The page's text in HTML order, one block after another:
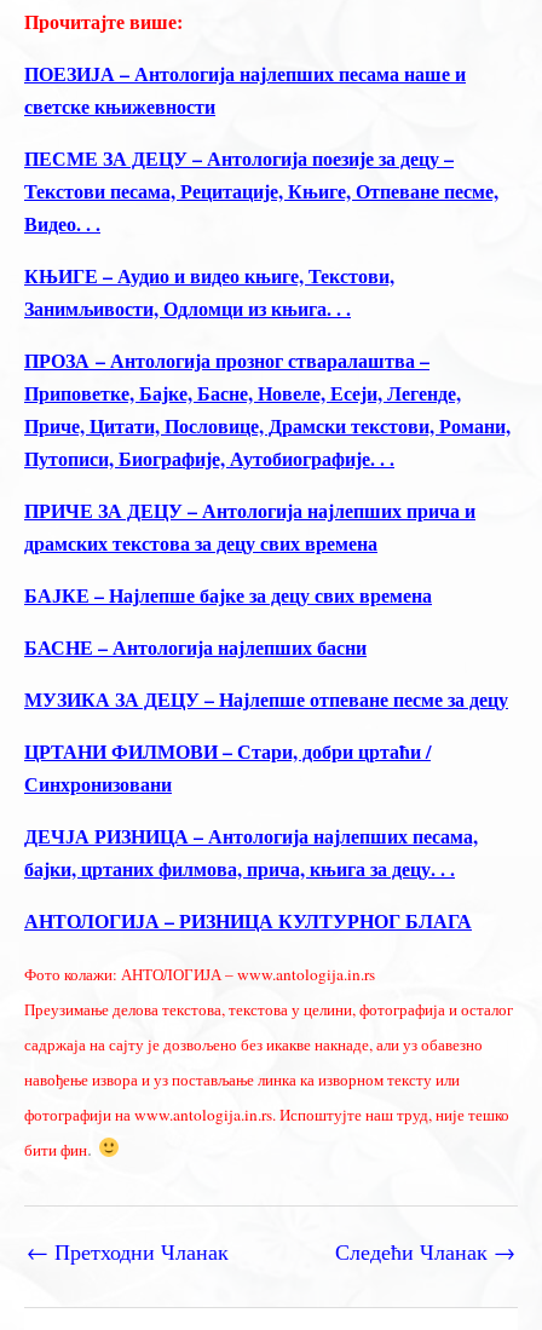
Прочитајте више:
ПОЕЗИЈА – Антологија најлепших песама наше и
светске књижевности
ПЕСМЕ ЗА ДЕЦУ – Антологија поезије за децу –
Текстови песама, Рецитације, Књиге, Отпеване песме,
Видео. . .
КЊИГЕ – Аудио и видео књиге, Текстови,
Занимљивости, Одломци из књига. . .
ПРОЗА – Антологија прозног стваралаштва –
Приповетке, Бајке, Басне, Новеле, Есеји, Легенде,
Приче, Цитати, Пословице, Драмски текстови, Романи,
Путописи, Биографије, Аутобиографије. . .
ПРИЧЕ ЗА ДЕЦУ – Антологија најлепших прича и
драмских текстова за децу свих времена
БАЈКЕ – Најлепше бајке за децу свих времена
БАСНЕ – Антологија најлепших басни
МУЗИКА ЗА ДЕЦУ – Најлепше отпеване песме за децу
ЦРТАНИ ФИЛМОВИ – Стари, добри цртаћи /
Синхронизовани
ДЕЧЈА РИЗНИЦА – Антологија најлепших песама,
бајки, цртаних филмова, прича, књига за децу. . .
АНТОЛОГИЈА – РИЗНИЦА КУЛТУРНОГ БЛАГА
Фото колажи: АНТОЛОГИЈА – www.antologija.in.rs
Преузимање делова текстова, текстова у целини, фотографија и осталог
садржаја на сајту је дозвољено без икакве накнаде, али уз обавезно
навођење извора и уз постављање линка ка изворном тексту или
фотографији на www.antologija.in.rs. Испоштујте наш труд, није тешко
бити фин.
← Претходни Чланак Следећи Чланак →